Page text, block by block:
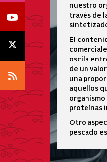
Icono Youtube
Icono X
Icono RSS
nuestro
través de
El
oscila
de un
una
aquellos
proteínas
Otro
pescado